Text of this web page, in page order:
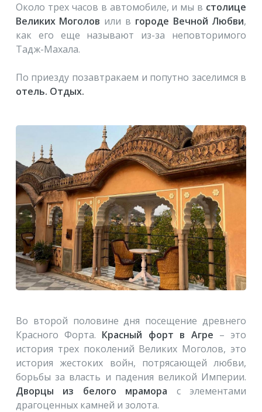
Около трех часов в автомобиле, и мы в столице
Великих Моголов или в городе Вечной Любви,
как его еще называют из-за неповторимого
Тадж-Махала.
По приезду позавтракаем и попутно заселимся в
отель. Отдых.
Во второй половине дня посещение древнего
Красного Форта. Красный форт в Агре – это
история трех поколений Великих Моголов, это
история жестоких войн, потрясающей любви,
борьбы за власть и падения великой Империи.
Дворцы из белого мрамора с элементами
драгоценных камней и золота.